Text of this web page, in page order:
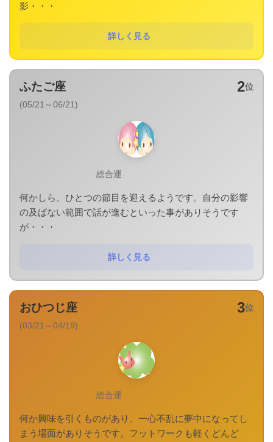
影・・・
詳しく見る
2位
ふたご座
(05/21～06/21)
総合運
何かしら、ひとつの節目を迎えるようです。自分の影響
の及ばない範囲で話が進むといった事がありそうです
が・・・
詳しく見る
3位
おひつじ座
(03/21～04/19)
総合運
何か興味を引くものがあり、一心不乱に夢中になってし
まう場面がありそうです。フットワークも軽くどんど